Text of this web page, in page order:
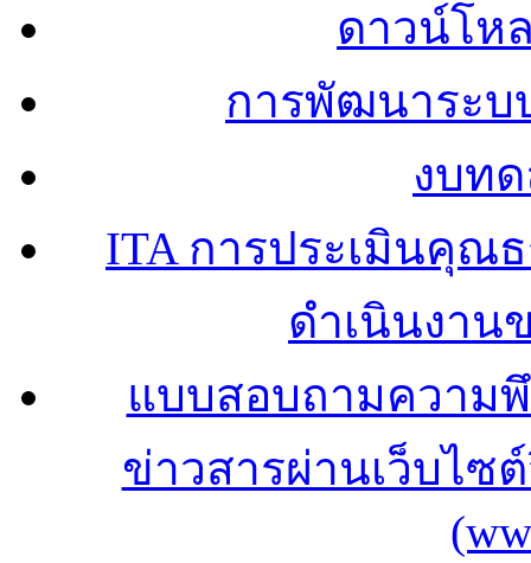
ดาวน์โห
การพัฒนาระ
งบท
ITA การประเมินคุณ
ดำเนินงาน
แบบสอบถามความ
ข่าวสารผ่านเว็บไซ